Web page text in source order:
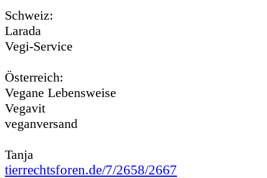
Schweiz:
Larada
Vegi-Service
Österreich:
Vegane Lebensweise
Vegavit
veganversand
Tanja
tierrechtsforen.de/7/2658/2667